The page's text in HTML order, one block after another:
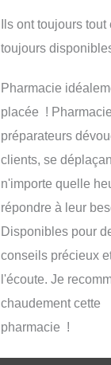
Ils ont toujours tout
toujours
Pharmacie
placée !
préparateurs
clients, se
n'importe quelle
répondre à leur
Disponibles pour
conseils précieux
l'écoute. Je
chaudement cette
pharmacie !